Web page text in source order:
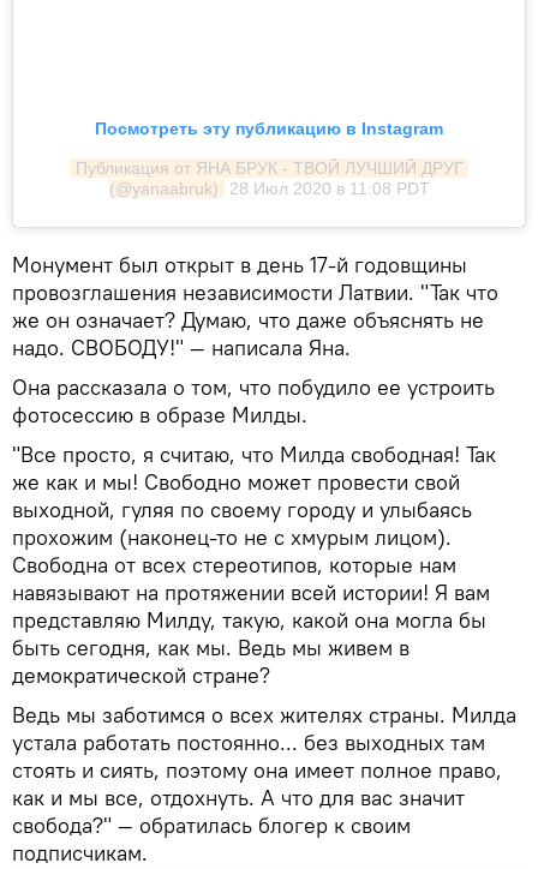
Посмотреть эту публикацию в Instagram
Публикация от ЯНА БРУК - ТВОЙ ЛУЧШИЙ ДРУГ
(@yanaabruk)
28 Июл 2020 в 11:08 PDT
Монумент был открыт в день 17-й годовщины
провозглашения независимости Латвии. "Так что
же он означает? Думаю, что даже объяснять не
надо. СВОБОДУ!" — написала Яна.
Она рассказала о том, что побудило ее устроить
фотосессию в образе Милды.
"Все просто, я считаю, что Милда свободная! Так
же как и мы! Свободно может провести свой
выходной, гуляя по своему городу и улыбаясь
прохожим (наконец-то не с хмурым лицом).
Свободна от всех стереотипов, которые нам
навязывают на протяжении всей истории! Я вам
представляю Милду, такую, какой она могла бы
быть сегодня, как мы. Ведь мы живем в
демократической стране?
Ведь мы заботимся о всех жителях страны. Милда
устала работать постоянно... без выходных там
стоять и сиять, поэтому она имеет полное право,
как и мы все, отдохнуть. А что для вас значит
свобода?" — обратилась блогер к своим
подписчикам.